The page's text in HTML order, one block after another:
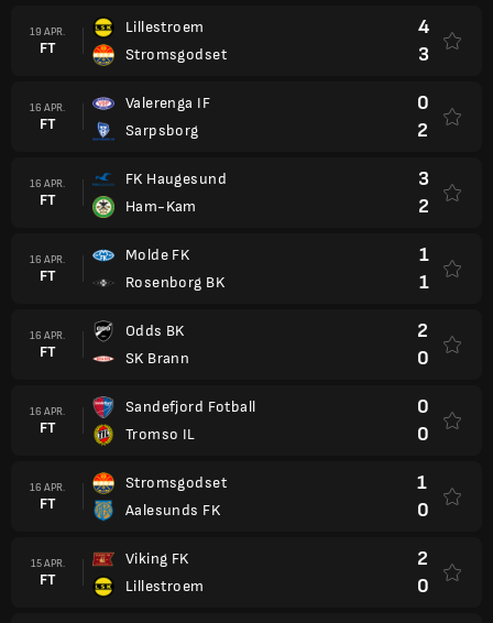
19 APR.
FT
Lillestroem
Stromsgodset
4
3
16 APR.
FT
Valerenga IF
Sarpsborg
0
2
16 APR.
FT
FK Haugesund
Ham-Kam
3
2
16 APR.
FT
Molde FK
Rosenborg BK
1
1
16 APR.
FT
Odds BK
SK Brann
2
0
16 APR.
FT
Sandefjord Fotball
Tromso IL
0
0
16 APR.
FT
Stromsgodset
Aalesunds FK
1
0
15 APR.
FT
Viking FK
Lillestroem
2
0